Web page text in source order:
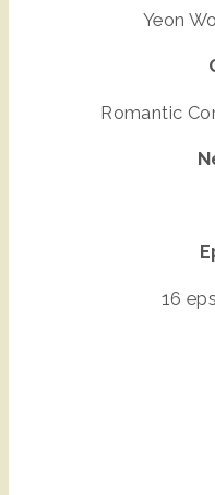
Yeon
Romantic
16